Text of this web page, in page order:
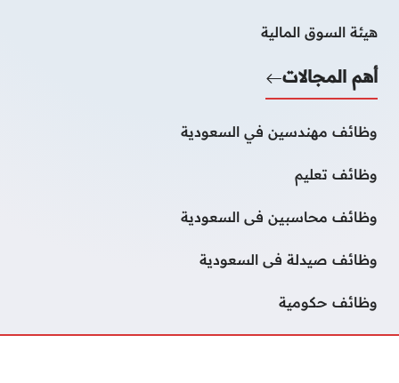
هيئة السوق المالية
أهم المجالات
وظائف مهندسين في السعودية
وظائف تعليم
وظائف محاسبين فى السعودية
وظائف صيدلة فى السعودية
وظائف حكومية